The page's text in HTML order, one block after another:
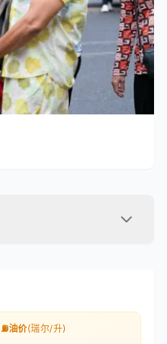
⛽油价(瑞尔/升)